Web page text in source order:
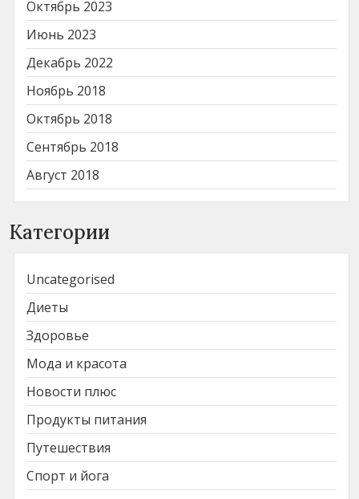
Октябрь 2023
Июнь 2023
Декабрь 2022
Ноябрь 2018
Октябрь 2018
Сентябрь 2018
Август 2018
Категории
Uncategorised
Диеты
Здоровье
Мода и красота
Новости плюс
Продукты питания
Путешествия
Спорт и йога